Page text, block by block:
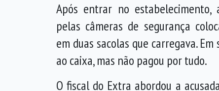
Após entrar no
pelas câmeras de segurança
em duas sacolas que carregava.
ao caixa, mas não pagou por tudo.
O fiscal do Extra abordou a